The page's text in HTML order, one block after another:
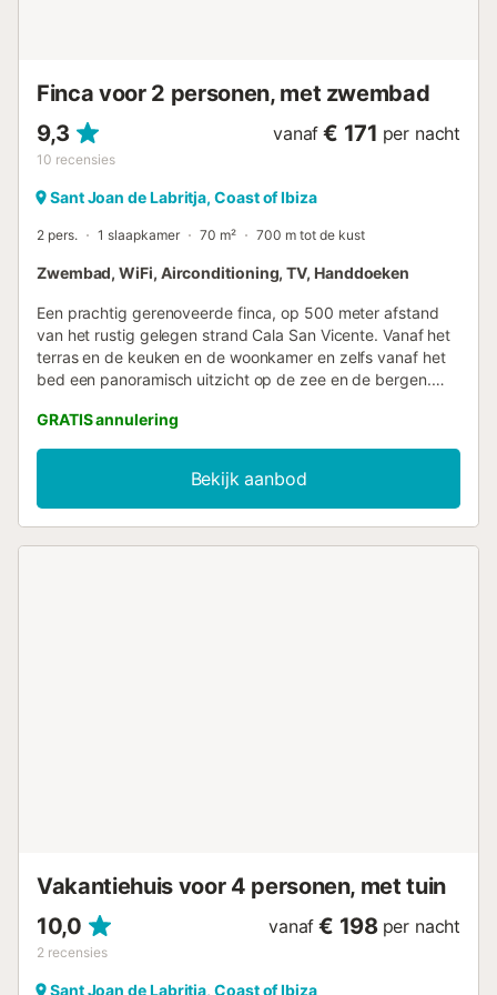
Finca voor 2 personen, met zwembad
9,3
10 recensies
vanaf € 171 per nacht
Sant Joan de Labritja, Coast of Ibiza
2 pers. 1 slaapkamer 70 m² 700 m tot de kust
Zwembad, WiFi, Airconditioning, TV, Handdoeken
Een prachtig gerenoveerde finca, op 500 meter afstand
van het rustig gelegen strand Cala San Vicente. Vanaf het
terras en de keuken en de woonkamer en zelfs vanaf het
bed een panoramisch uitzicht op de zee en de bergen.
en heeft een automatische poort. De gezellige keuken is
goed uitgerust en geeft toegang naar het overdekte
dakterras. De barbecue staat naast het overdekte
eethoekje op het buitenterras. Het huis heeft een
slaapkamer met een 2 persoonsbed die ook weer toegang
GRATIS annulering
Bekijk aanbod
Vakantiehuis voor 4 personen, met tuin
10,0
2 recensies
vanaf € 198 per nacht
Sant Joan de Labritja, Coast of Ibiza